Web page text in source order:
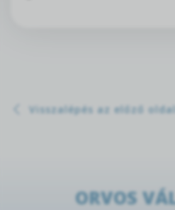
Visszalépés az előző
ORVOS